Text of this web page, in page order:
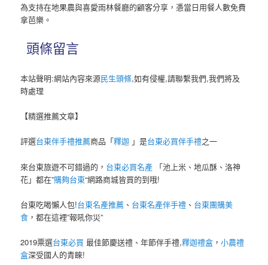
為支持在地果農與喜愛雨林餐廳的顧客分享，慿當日用餐人數免費
拿芭樂。
頭條留言
本站聲明:網站內容來源民生頭條,如有侵權,請聯繫我們,我們將及
時處理
【精選推薦文章】
評選台東伴手禮推薦商品「釋迦 」是台東必買伴手禮之一
來台東旅遊不可錯過的， 台東必買名產 「池上米、地瓜酥、洛神
花」都在”購夠台東“網路商城皆買的到哦!
台東吃喝懶人包!台東名產推薦 、 台東名產伴手禮 、 台東團購美
食 ，都在這裡”報吼你災”
2019票選台東必買 最佳節慶送禮、年節伴手禮,釋迦禮盒 ，小農禮
盒深受國人的青睞!